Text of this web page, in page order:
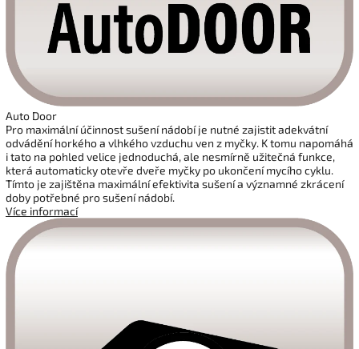
Auto Door
Pro maximální účinnost sušení nádobí je nutné zajistit adekvátní
odvádění horkého a vlhkého vzduchu ven z myčky. K tomu napomáhá
i tato na pohled velice jednoduchá, ale nesmírně užitečná funkce,
která automaticky otevře dveře myčky po ukončení mycího cyklu.
Tímto je zajištěna maximální efektivita sušení a významné zkrácení
doby potřebné pro sušení nádobí.
Více informací